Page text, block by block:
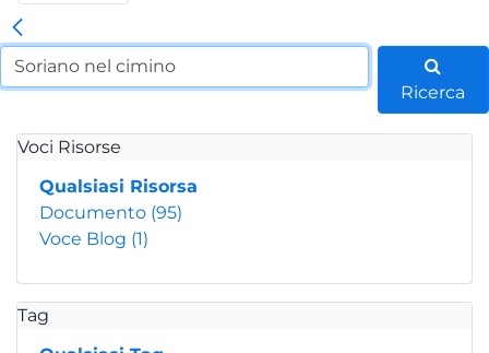
Ricerca
Voci Risorse
Qualsiasi Risorsa
Documento (95)
Voce Blog (1)
Tag